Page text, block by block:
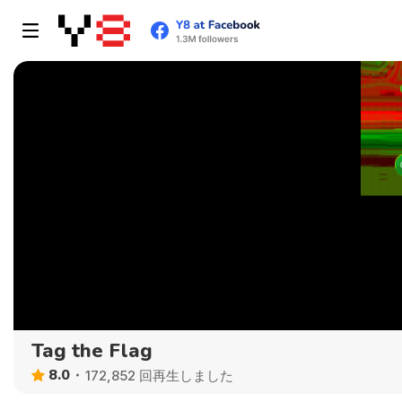
Tag the Flag
8.0 172,852 回再生しました